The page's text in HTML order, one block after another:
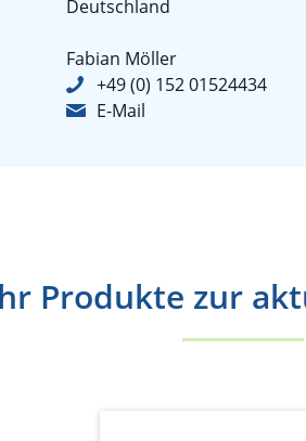
Deutschland
Fabian Möller
+49 (0) 152 01524434
E-Mail
Produkte zur